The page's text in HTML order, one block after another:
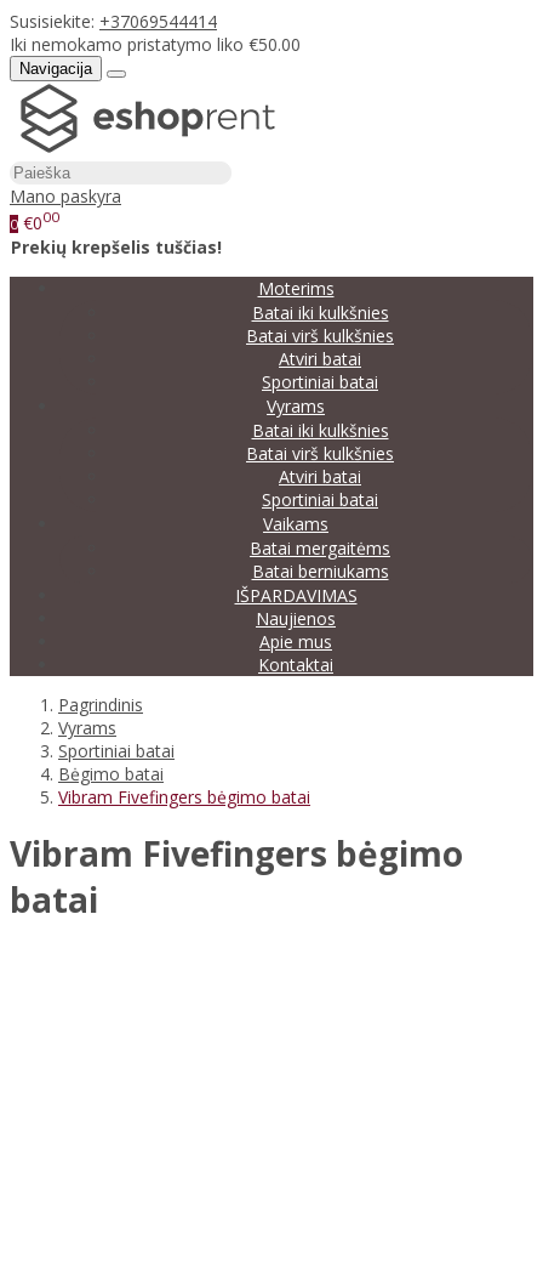
Susisiekite: +37069544414
Iki nemokamo pristatymo liko €50.00
Navigacija
Mano paskyra
0 €000
Prekių krepšelis tuščias!
Moterims
Batai iki kulkšnies
Batai virš kulkšnies
Atviri batai
Sportiniai batai
Vyrams
Batai iki kulkšnies
Batai virš kulkšnies
Atviri batai
Sportiniai batai
Vaikams
Batai mergaitėms
Batai berniukams
IŠPARDAVIMAS
Naujienos
Apie mus
Kontaktai
Pagrindinis
Vyrams
Sportiniai batai
Bėgimo batai
Vibram Fivefingers bėgimo batai
Vibram Fivefingers bėgimo
batai